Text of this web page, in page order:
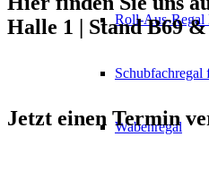
Roll-Aus-Regal
Schubfachregal
Wabenregal
Halle 1 | Stand B69
Jetzt einen Termin